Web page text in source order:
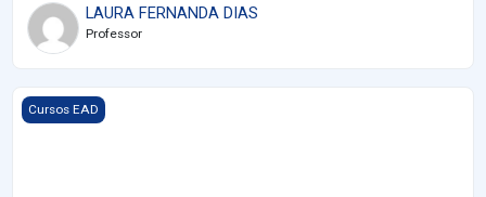
LAURA FERNANDA DIAS
Professor
Imagem do curso CPK MTO SEP - OUTUBRO 23 (BRA_1307)
Cursos EAD